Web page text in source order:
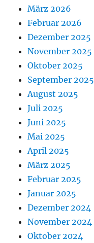
März 2026
Februar 2026
Dezember 2025
November 2025
Oktober 2025
September 2025
August 2025
Juli 2025
Juni 2025
Mai 2025
April 2025
März 2025
Februar 2025
Januar 2025
Dezember 2024
November 2024
Oktober 2024